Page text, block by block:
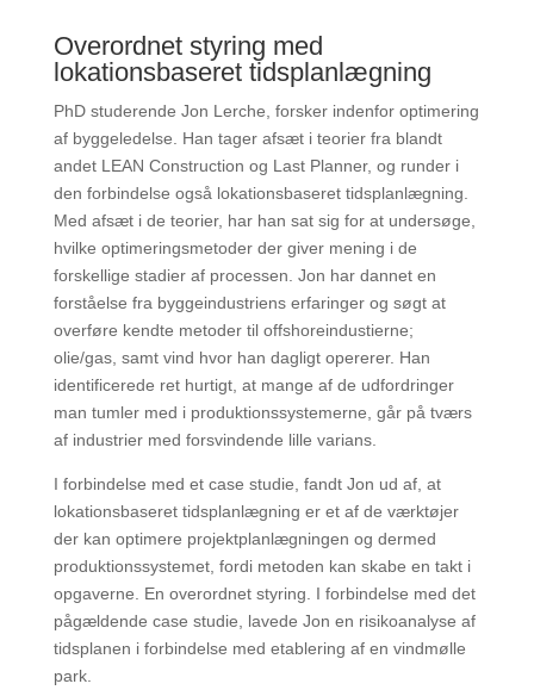
Overordnet styring med
lokationsbaseret tidsplanlægning
PhD studerende Jon Lerche, forsker indenfor optimering
af byggeledelse. Han tager afsæt i teorier fra blandt
andet LEAN Construction og Last Planner, og runder i
den forbindelse også lokationsbaseret tidsplanlægning.
Med afsæt i de teorier, har han sat sig for at undersøge,
hvilke optimeringsmetoder der giver mening i de
forskellige stadier af processen. Jon har dannet en
forståelse fra byggeindustriens erfaringer og søgt at
overføre kendte metoder til offshoreindustierne;
olie/gas, samt vind hvor han dagligt opererer. Han
identificerede ret hurtigt, at mange af de udfordringer
man tumler med i produktionssystemerne, går på tværs
af industrier med forsvindende lille varians.
I forbindelse med et case studie, fandt Jon ud af, at
lokationsbaseret tidsplanlægning er et af de værktøjer
der kan optimere projektplanlægningen og dermed
produktionssystemet, fordi metoden kan skabe en takt i
opgaverne. En overordnet styring. I forbindelse med det
pågældende case studie, lavede Jon en risikoanalyse af
tidsplanen i forbindelse med etablering af en vindmølle
park.